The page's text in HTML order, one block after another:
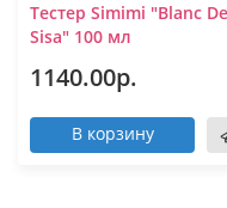
Тестер Simimi "Blanc De
Sisa" 100 мл
1140.00р.
В корзину